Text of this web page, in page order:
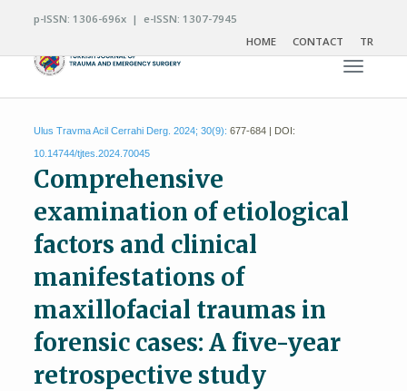
p-ISSN: 1306-696x | e-ISSN: 1307-7945
HOME
CONTACT TR
Toggle
Ulus Travma Acil Cerrahi Derg. 2024; 30(9): 677-684 | DOI:
10.14744/tjtes.2024.70045
Comprehensive
examination of etiological
factors and clinical
manifestations of
maxillofacial traumas in
forensic cases: A five-year
retrospective study